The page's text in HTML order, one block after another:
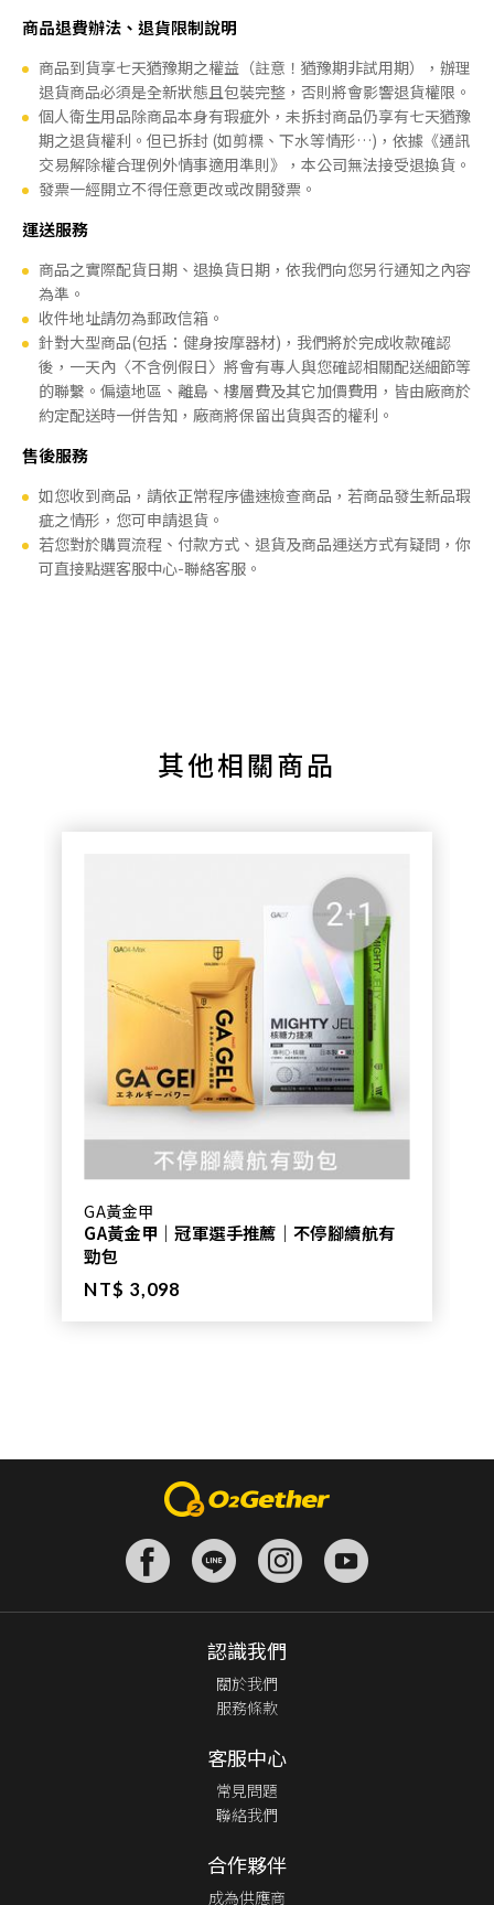
商品退費辦法、退貨限制說明
商品到貨享七天猶豫期之權益（註意！猶豫期非試用期），辦理
退貨商品必須是全新狀態且包裝完整，否則將會影響退貨權限。
個人衛生用品除商品本身有瑕疵外，未拆封商品仍享有七天猶豫
期之退貨權利。但已拆封 (如剪標、下水等情形…)，依據《通訊
交易解除權合理例外情事適用準則》，本公司無法接受退換貨。
發票一經開立不得任意更改或改開發票。
運送服務
商品之實際配貨日期、退換貨日期，依我們向您另行通知之內容
為準。
收件地址請勿為郵政信箱。
針對大型商品(包括：健身按摩器材)，我們將於完成收款確認
後，一天內〈不含例假日〉將會有專人與您確認相關配送細節等
的聯繫。偏遠地區、離島、樓層費及其它加價費用，皆由廠商於
約定配送時一併告知，廠商將保留出貨與否的權利。
售後服務
如您收到商品，請依正常程序儘速檢查商品，若商品發生新品瑕
疵之情形，您可申請退貨。
若您對於購買流程、付款方式、退貨及商品運送方式有疑問，你
可直接點選客服中心-聯絡客服。
其他相關商品
GA黃金甲
GA黃金甲｜冠軍選手推薦｜不停腳續航有
勁包
NT$ 3,098
認識我們
關於我們
服務條款
客服中心
常見問題
聯絡我們
合作夥伴
成為供應商